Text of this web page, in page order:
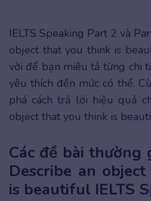
IELTS Speaking Part 2 và
object that you think is
vời để bạn miêu tả từng chi
yêu thích đến mức có thể.
phá cách trả lời hiệu quả
object that you think is
Các đề bài thường
Describe an
is beautiful IELTS